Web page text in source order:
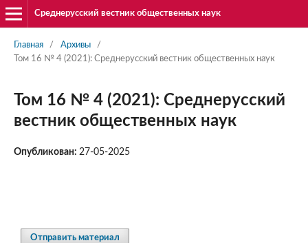
Среднерусский вестник общественных наук
Главная / Архивы
/
Том 16 № 4 (2021): Среднерусский вестник общественных наук
Том 16 № 4 (2021): Среднерусский
вестник общественных наук
Опубликован: 27-05-2025
Отправить материал